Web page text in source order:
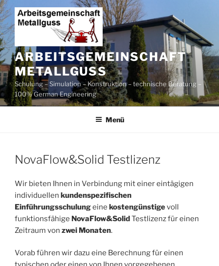
Zum
Inhalt
springen
ARBEITSGEMEINSCHAFT
METALLGUSS
Schulung – Simulation – Konstruktion – technische Beratung –
100% German Engineering
Menü
NovaFlow&Solid Testlizenz
Wir bieten Ihnen in Verbindung mit einer eintägigen
individuellen kundenspezifischen
Einführungsschulungeine kostengünstigevoll
funktionsfähige NovaFlow&SolidTestlizenz für einen
Zeitraum von zwei Monaten.
Vorab führen wir dazu eine Berechnung für einen